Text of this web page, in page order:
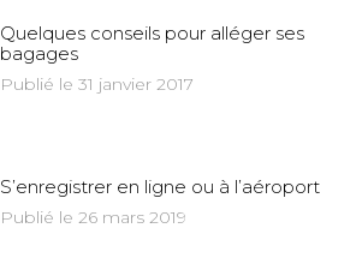
Quelques conseils pour alléger ses
bagages
Publié le 31 janvier 2017
S’enregistrer en ligne ou à l’aéroport
Publié le 26 mars 2019